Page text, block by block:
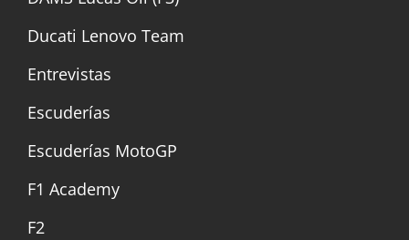
Ducati Lenovo Team
Entrevistas
Escuderías
Escuderías MotoGP
F1 Academy
F2